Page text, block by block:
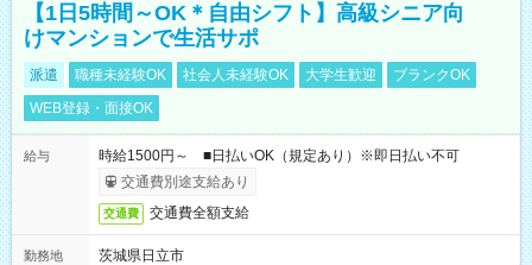
【1日5時間～OK＊自由シフト】高級シニア向
けマンションで生活サポ
派遣 職種未経験OK 社会人未経験OK 大学生歓迎
ブランクOK
WEB登録・面接OK
給与
時給1500円～ ■日払いOK（規定あり）※即日払い不可
交通費別途支給あり
交通費 交通費全額支給
勤務地
茨城県日立市